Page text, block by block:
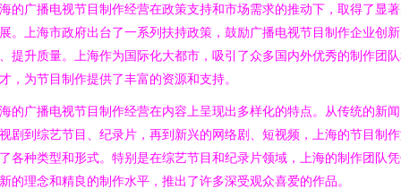
的广播电视节目制作经营在政策支持和市场需求的推动下，取得了显
。上海市政府出台了一系列扶持政策，鼓励广播电视节目制作企业创
提升质量。上海作为国际化大都市，吸引了众多国内外优秀的制作团
，为节目制作提供了丰富的资源和支持。
的广播电视节目制作经营在内容上呈现出多样化的特点。从传统的新
剧到综艺节目、纪录片，再到新兴的网络剧、短视频，上海的节目制
各种类型和形式。特别是在综艺节目和纪录片领域，上海的制作团队
的理念和精良的制作水平，推出了许多深受观众喜爱的作品。